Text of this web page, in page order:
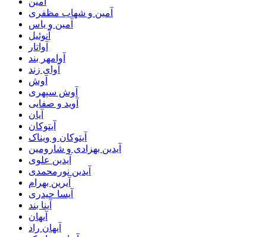
آمین و شهاب مظفری
آمین و یاس
آنوئیل
آواتار
آوامهر بند
آوای زند
آوش
آوش سپهری
آوید و صفایی
آیان
آیتوکان
آیتوکان و ویناک
آیدین بهزادی و شارومین
آیدین علوی
آیدین نورمحمدی
آیرین بهرام
آیسا حیدری
آینا بند
آیهان
آیهان راد